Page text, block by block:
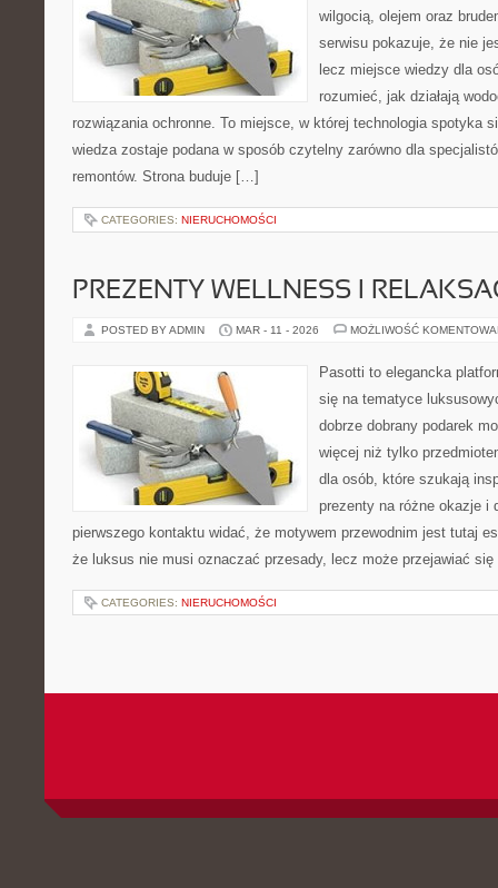
wilgocią, olejem oraz
serwisu pokazuje, że nie
lecz miejsce wiedzy dla
rozumieć, jak działają
rozwiązania ochronne. To miejsce, w której technologia spotyka
wiedza zostaje podana w sposób czytelny zarówno dla
remontów. Strona buduje […]
CATEGORIES: NIERUCHOMOŚCI
PREZENTY WELLNESS I
POSTED BY ADMIN MAR - 11 - 2026 MOŻLIWOŚĆ
Pasotti to elegancka
się na tematyce
dobrze dobrany podarek
więcej niż tylko
dla osób, które szukają
prezenty na różne okazje i
pierwszego kontaktu widać, że motywem przewodnim jest tutaj
że luksus nie musi oznaczać przesady, lecz może przejawiać
CATEGORIES: NIERUCHOMOŚCI